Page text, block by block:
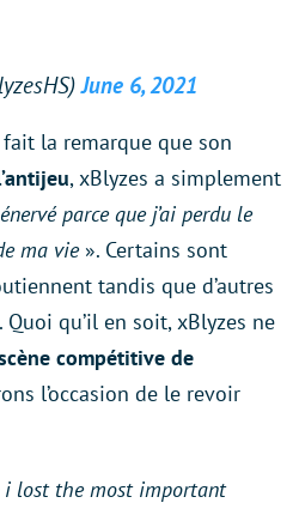
June 6, 2021
la remarque que son
, xBlyzes a simplement
parce que j’ai perdu le
ma vie». Certains sont
tandis que d’autres
qu’il en soit, xBlyzes ne
compétitive de
l’occasion de le revoir
i lost the most important